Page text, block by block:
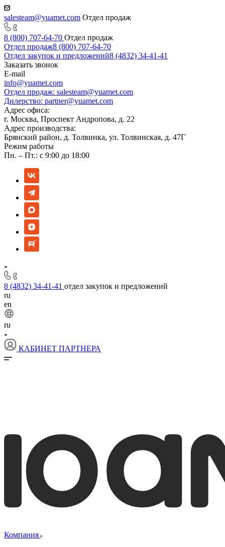
salesteam@yuamet.com Отдел продаж
8 (800) 707-64-70 Отдел продаж
Отдел продаж8 (800) 707-64-70
Отдел закупок и предложений8 (4832) 34-41-41
Заказать звонок
E-mail
info@yuamet.com
Отдел продаж: salesteam@yuamet.com
Дилерство: partner@yuamet.com
Адрес офиса:
г. Москва, Проспект Андропова, д. 22
Адрес производства:
Брянский район, д. Толвинка, ул. Толвинская, д. 47Г
Режим работы
Пн. – Пт.: с 9:00 до 18:00
8 (4832) 34-41-41 отдел закупок и предложений
ru
en
ru
КАБИНЕТ ПАРТНЕРА
Компания